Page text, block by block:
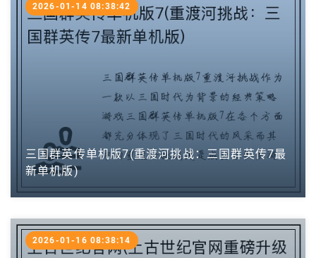
三国群英传单机版7(重渡河挑战：三国群英传7最
新单机版)
2026-01-14 08:38:42
2026-01-16 08:38:14